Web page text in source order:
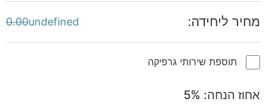
מחיר ליחידה: 0.00undefined
תוספת שירותי גרפיקה
אחוז הנחה: 5%